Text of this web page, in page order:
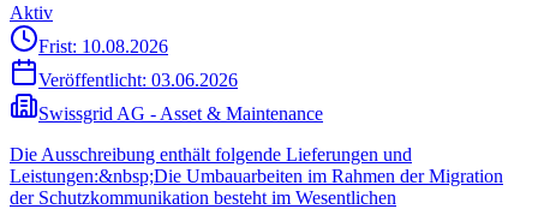
Aktiv
Frist: 10.08.2026
Veröffentlicht: 03.06.2026
Swissgrid AG - Asset & Maintenance
Die Ausschreibung enthält folgende Lieferungen und
Leistungen:&nbsp;Die Umbauarbeiten im Rahmen der Migration
der Schutzkommunikation besteht im Wesentlichen